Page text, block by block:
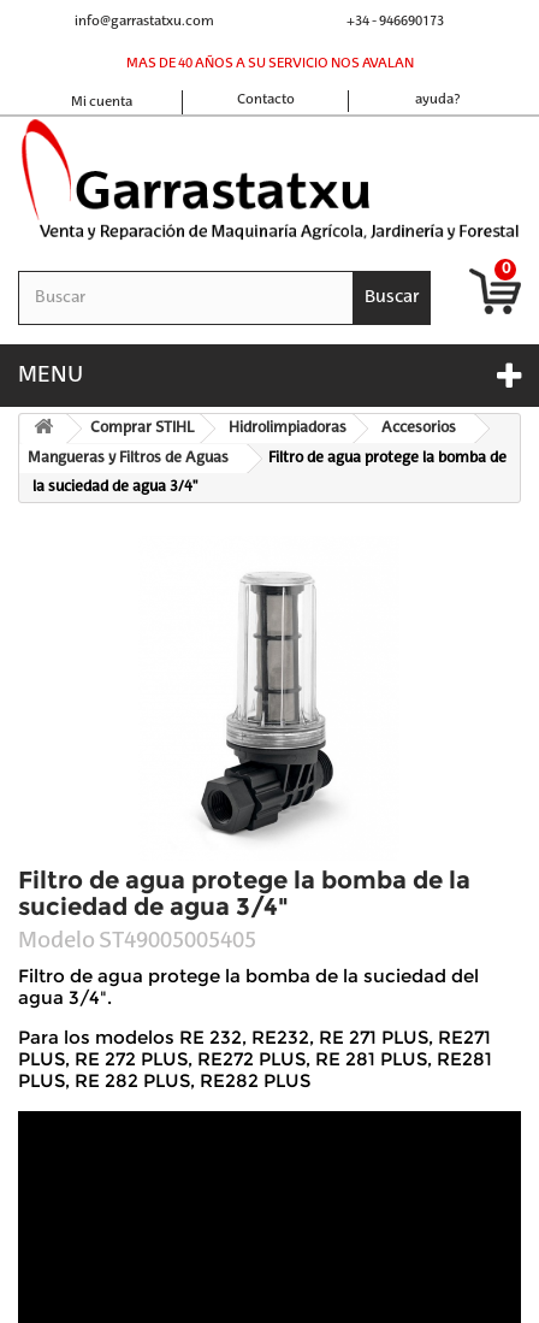
+34 - 946690173
info@garrastatxu.com
MAS DE 40 AÑOS A SU SERVICIO NOS AVALAN
ayuda?
Contacto
Mi cuenta
Buscar
0
MENU
Comprar STIHL Hidrolimpiadoras Accesorios
Mangueras y Filtros de Aguas
Filtro de agua protege la bomba de
la suciedad de agua 3/4"
Filtro de agua protege la bomba de la
suciedad de agua 3/4"
Modelo ST49005005405
Filtro de agua protege la bomba de la suciedad del
agua 3/4".
Para los modelos RE 232, RE232, RE 271 PLUS, RE271
PLUS, RE 272 PLUS, RE272 PLUS, RE 281 PLUS, RE281
PLUS, RE 282 PLUS, RE282 PLUS